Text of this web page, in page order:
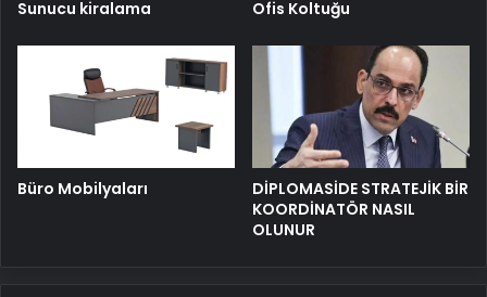
Sunucu kiralama Ofis Koltuğu
Büro Mobilyaları
DİPLOMASİDE STRATEJİK BİR
KOORDİNATÖR NASIL
OLUNUR